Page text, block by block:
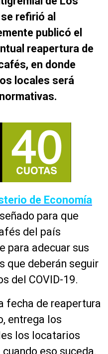
refirió al
publicó el
reapertura de
en donde
locales será
de Economía
para que
del país
para adecuar sus
que deberán seguir
del COVID-19.
fecha de reapertura
entrega los
los locatarios
eso suceda,